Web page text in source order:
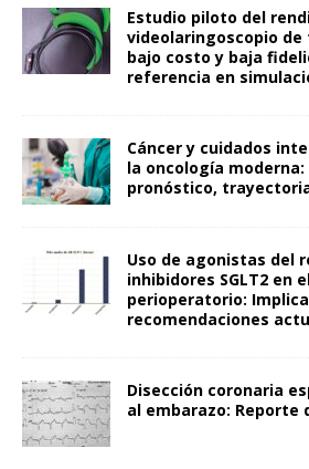
Estudio piloto del
videolaringoscopio
bajo costo y baja
referencia en
Cáncer y cuidados
la oncología
pronóstico,
Uso de agonistas del
inhibidores SGLT2 en
perioperatorio:
recomendaciones
Disección coronaria
al embarazo: Reporte